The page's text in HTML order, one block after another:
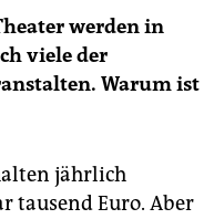
werden in
viele der
Warum ist
jährlich
tausend Euro. Aber